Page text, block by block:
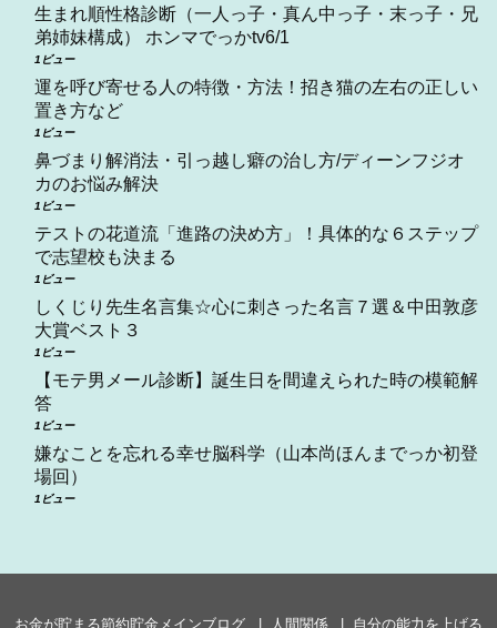
生まれ順性格診断（一人っ子・真ん中っ子・末っ子・兄
弟姉妹構成） ホンマでっかtv6/1
1ビュー
運を呼び寄せる人の特徴・方法！招き猫の左右の正しい
置き方など
1ビュー
鼻づまり解消法・引っ越し癖の治し方/ディーンフジオ
カのお悩み解決
1ビュー
テストの花道流「進路の決め方」！具体的な６ステップ
で志望校も決まる
1ビュー
しくじり先生名言集☆心に刺さった名言７選＆中田敦彦
大賞ベスト３
1ビュー
【モテ男メール診断】誕生日を間違えられた時の模範解
答
1ビュー
嫌なことを忘れる幸せ脳科学（山本尚ほんまでっか初登
場回）
1ビュー
お金が貯まる節約貯金メインブログ 人間関係 自分の能力を上げる